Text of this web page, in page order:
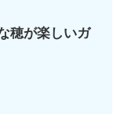
穂が楽しいガ